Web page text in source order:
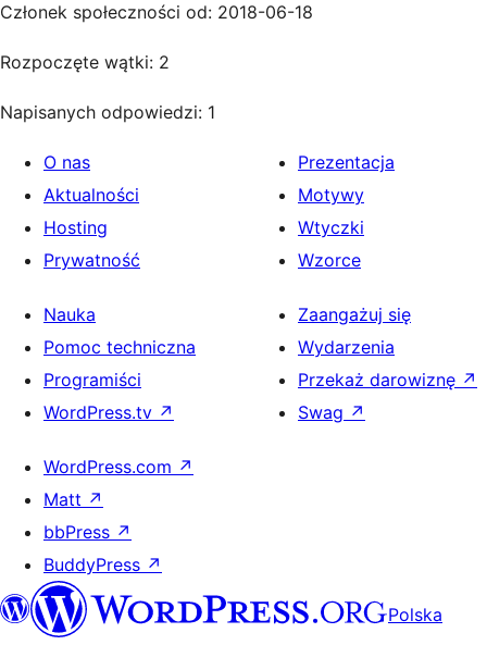
Członek społeczności od: 2018-06-18
Rozpoczęte wątki: 2
Napisanych odpowiedzi: 1
O nas
Aktualności
Hosting
Prywatność
Prezentacja
Motywy
Wtyczki
Wzorce
Nauka
Pomoc techniczna
Programiści
WordPress.tv ↗
Zaangażuj się
Wydarzenia
Przekaż darowiznę ↗
Swag ↗
WordPress.com ↗
Matt ↗
bbPress ↗
BuddyPress ↗
Polska